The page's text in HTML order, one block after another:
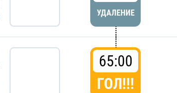
УДАЛЕНИЕ
65:00
ГОЛ!!!